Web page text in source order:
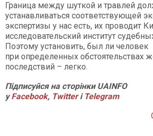
Граница между шуткой и травлей
устанавливаться соответствующей
экспертизы у нас есть, их проводит
исследовательский институт
Поэтому установить, был ли человек
при определенных обстоятельствах
последствий – легко.
Підписуйся на сторінки UAINFO
уFacebook, Twitter і Telegram